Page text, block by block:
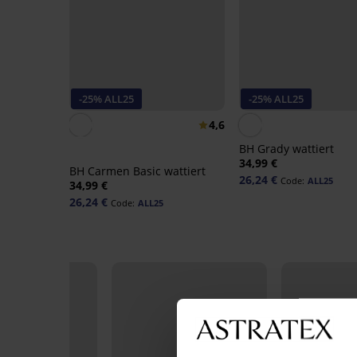
-25% ALL25
4,6
BH Carmen Basic wattiert
34,99 €
26,24 € Code: ALL25
-25% ALL25
BH Grady wattiert
34,99 €
26,24 € Code: ALL25